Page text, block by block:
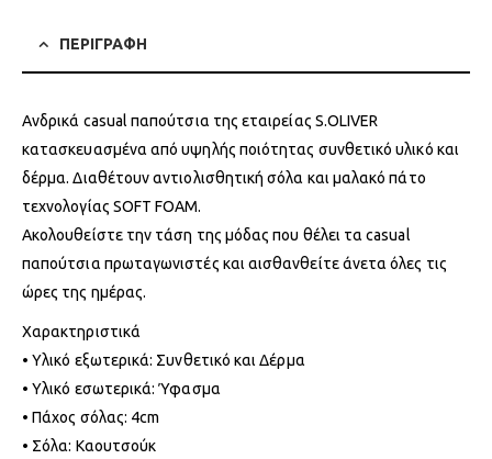
ΠΕΡΙΓΡΑΦΗ
Ανδρικά casual παπούτσια της εταιρείας S.OLIVER
κατασκευασμένα από υψηλής ποιότητας συνθετικό υλικό και
δέρμα. Διαθέτουν αντιολισθητική σόλα και μαλακό πάτο
τεχνολογίας SOFT FOAM.
Ακολουθείστε την τάση της μόδας που θέλει τα casual
παπούτσια πρωταγωνιστές και αισθανθείτε άνετα όλες τις
ώρες της ημέρας.
Χαρακτηριστικά
• Υλικό εξωτερικά: Συνθετικό και Δέρμα
• Υλικό εσωτερικά: Ύφασμα
• Πάχος σόλας: 4cm
• Σόλα: Καουτσούκ